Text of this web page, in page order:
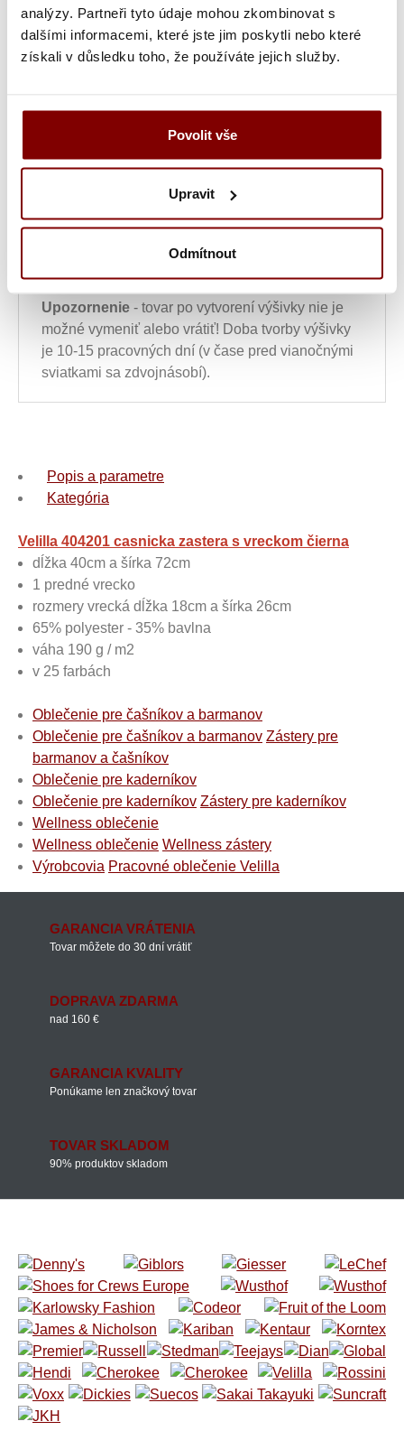
analýzy. Partneři tyto údaje mohou zkombinovat s
dalšími informacemi, které jste jim poskytli nebo které
získali v důsledku toho, že používáte jejich služby.
Povolit vše
Upravit
Odmítnout
chcete ho znovu vyšiť z loga, ktoré už máme u
nás uložené.
10,08€ ks
Vložiť do košíka s
výšivkou
Upozornenie - tovar po vytvorení výšivky nie je
možné vymeniť alebo vrátiť! Doba tvorby výšivky
je 10-15 pracovných dní (v čase pred vianočnými
sviatkami sa zdvojnásobí).
Popis a parametre
Kategória
Velilla 404201 casnicka zastera s vreckom čierna
dĺžka 40cm a šírka 72cm
1 predné vrecko
rozmery vrecká dĺžka 18cm a šírka 26cm
65% polyester - 35% bavlna
váha 190 g / m2
v 25 farbách
Oblečenie pre čašníkov a barmanov
Oblečenie pre čašníkov a barmanov Zástery pre
barmanov a čašníkov
Oblečenie pre kaderníkov
Oblečenie pre kaderníkov Zástery pre kaderníkov
Wellness oblečenie
Wellness oblečenie Wellness zástery
Výrobcovia Pracovné oblečenie Velilla
GARANCIA VRÁTENIA
Tovar môžete do 30 dní vrátiť
DOPRAVA ZDARMA
nad 160 €
GARANCIA KVALITY
Ponúkame len značkový tovar
TOVAR SKLADOM
90% produktov skladom